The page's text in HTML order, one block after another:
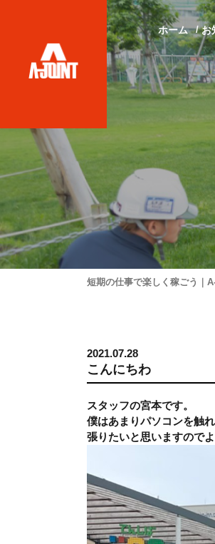
ホーム お
短期の仕事で楽しく稼ごう｜
2021.07.28
こんにちわ
スタッフの宮本です。
僕はあまりパソコンを触
張りたいと思いますので